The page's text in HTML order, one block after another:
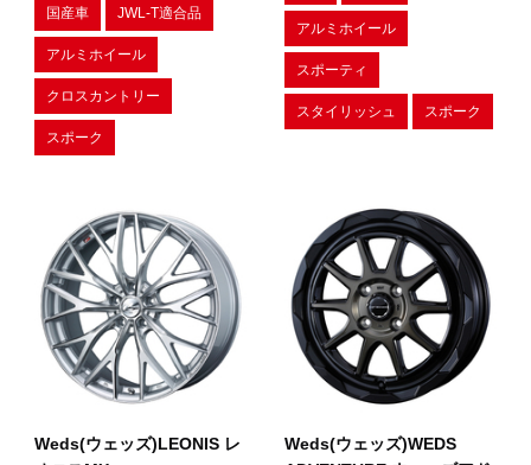
国産車 JWL-T適合品
アルミホイール
クロスカントリー
スポーク
アルミホイール
スポーティ
スタイリッシュ スポーク
Weds(ウェッズ)LEONIS レ
Weds(ウェッズ)WEDS